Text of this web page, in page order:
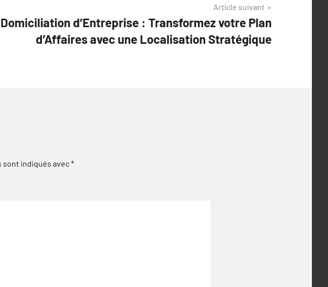
Article suivant
Domiciliation d’Entreprise : Transformez votre Plan
d’Affaires avec une Localisation Stratégique
sont indiqués avec*